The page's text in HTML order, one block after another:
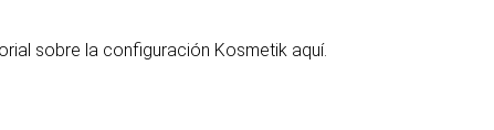
sobre la configuración Kosmetik aquí.